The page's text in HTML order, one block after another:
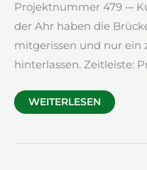
Projektnummer 479 •••
der Ahr haben die
mitgerissen und nur ein
hinterlassen. Zeitleiste:
BRÜCKE
WEITERLESEN